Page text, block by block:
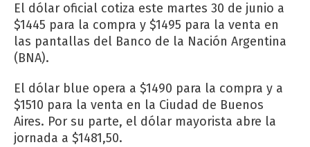
El dólar oficial cotiza este martes 30 de junio a
$1445 para la compra y $1495 para la venta en
las pantallas del Banco de la Nación Argentina
(BNA).
El dólar blue opera a $1490 para la compra y a
$1510 para la venta en la Ciudad de Buenos
Aires. Por su parte, el dólar mayorista abre la
jornada a $1481,50.